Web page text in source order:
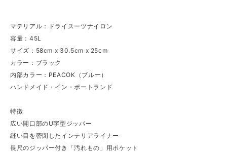
マテリアル：ドライスーツナイロン
容量：45L
サイズ：58cm x 30.5cm x 25cm
カラー：ブラック
内部カラー：PEACOK（ブルー）
ハンドメイド・イン・ポートランド
特徴
広い開口部のU字型ジッパー
縫い目を密閉したインテリアライナー
長尺のジッパー付き「汚れもの」用ポケット